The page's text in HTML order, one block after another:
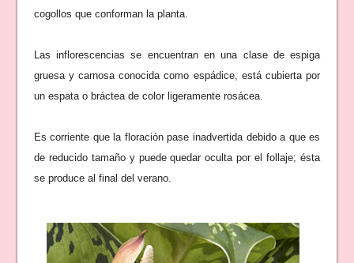
cogollos que conforman la planta.
Las inflorescencias se encuentran en una clase de espiga
gruesa y carnosa conocida como espádice, está cubierta por
un espata o bráctea de color ligeramente rosácea.
Es corriente que la floración pase inadvertida debido a que es
de reducido tamaño y puede quedar oculta por el follaje; ésta
se produce al final del verano.